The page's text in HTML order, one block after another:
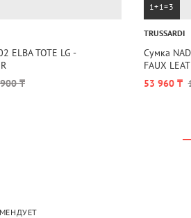
ELBA TOTE LG -
₸
1+1=3
TRUSSARDI
Сумка
FAUX
53 960 ₸